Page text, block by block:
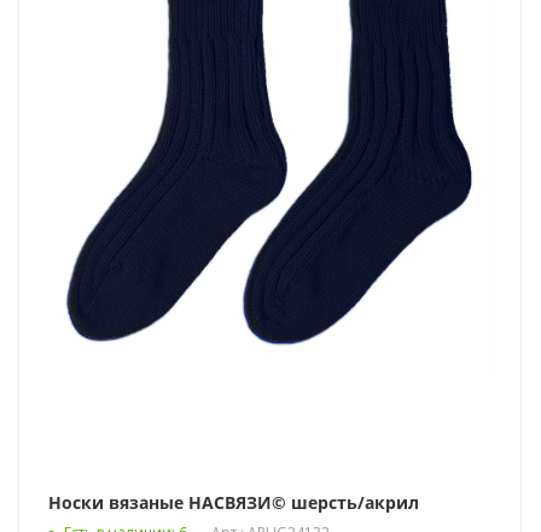
Носки вязаные НАСВЯЗИ© шерсть/акрил